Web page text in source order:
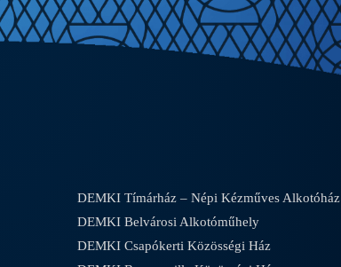
DEMKI Tímárház – Népi Kézműves Alkotóház
DEMKI Belvárosi Alkotóműhely
DEMKI Csapókerti Közösségi Ház